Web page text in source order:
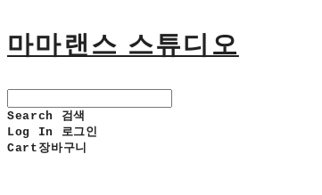
마마랜스 스튜디오
Search
검색
Log In
로그인
Cart 장바구니